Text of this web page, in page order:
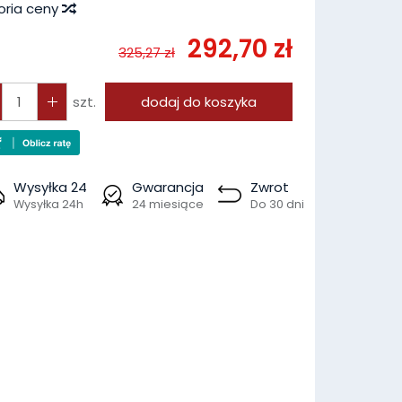
ceny
325,27 zł 292,70 zł
szt. dodaj do koszyka
Wysyłka 24
Wysyłka 24h
Gwarancja
24 miesiące
Zwrot
Do 30 dni